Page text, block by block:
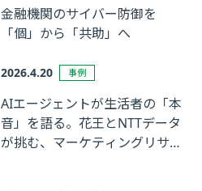
金融機関のサイバー防御を
「個」から「共助」へ
2026.4.20 事例
AIエージェントが生活者の「本
音」を語る。花王とNTTデータ
が挑む、マーケティングリサー